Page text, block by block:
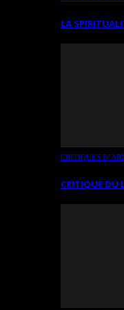
LA
CRITIQUES
CRITIQUE DU